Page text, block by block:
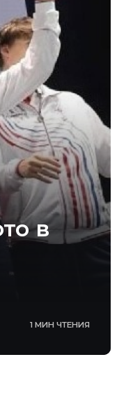
в
1 МИН ЧТЕНИЯ